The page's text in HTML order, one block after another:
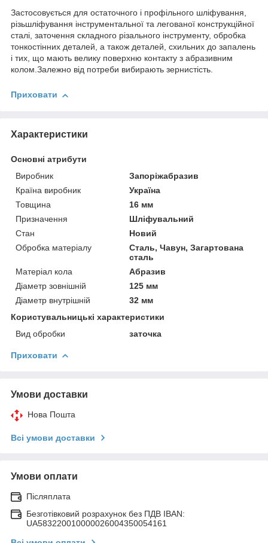
Застосовується для остаточного і профільного шліфування,
різьшліфування інструментальної та легованої конструкційної
сталі, заточення складного різального інструменту, обробка
тонкостінних деталей, а також деталей, схильних до запалень
і тих, що мають велику поверхню контакту з абразивним
колом.Залежно від потреби вибирають зернистість.
Приховати
Характеристики
Основні атрибути
Виробник
Запоріжабразив
Країна виробник
Україна
Товщина
16 мм
Призначення
Шліфувальний
Стан
Новий
Обробка матеріалу
Сталь, Чавун, Загартована
сталь
Матеріал кола
Абразив
Діаметр зовнішній
125 мм
Діаметр внутрішній
32 мм
Користувальницькі характеристики
Вид обробки
заточка
Приховати
Умови доставки
Нова Пошта
Всі умови доставки
Умови оплати
Післяплата
Безготівковий розрахунок без ПДВ IBAN:
UA583220010000026004350054161